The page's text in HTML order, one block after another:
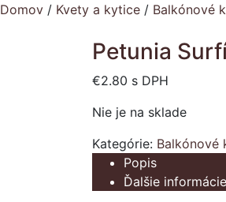
Domov / Kvety a kytice / Balkónové
Petunia
€2.80 s DPH
Nie je na sklade
Kategórie: Balkónové
Popis
Ďalšie informácie